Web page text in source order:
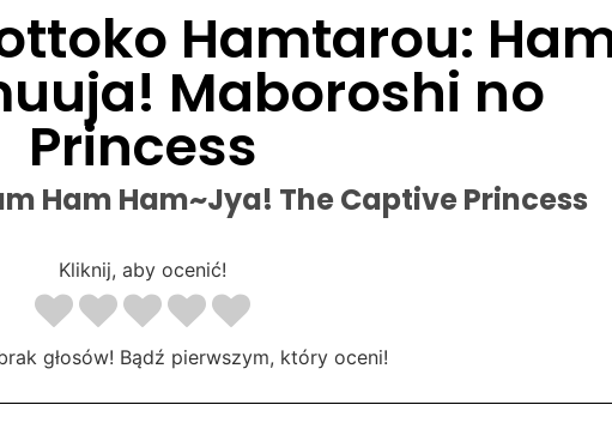
Hamtarou:
Maboroshi no
Princess
Ham Ham~Jya! The Captive Princess
Kliknij, aby ocenić!
głosów! Bądź pierwszym, który oceni!